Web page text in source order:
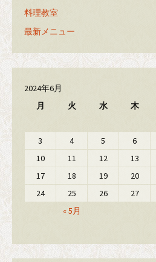
料理教室
最新メニュー
2024年6月
月
火 水 木
« 5月
3
4 5 6
10
11 12 13
17
18 19 20
24
25 26 27